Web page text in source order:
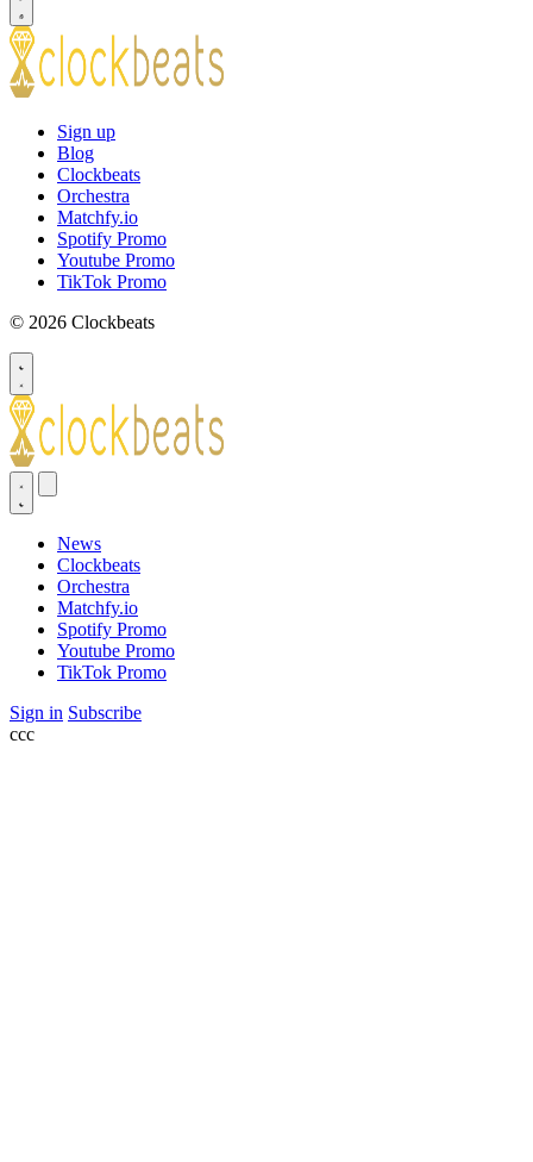
Sign up
Blog
Clockbeats
Orchestra
Matchfy.io
Spotify Promo
Youtube Promo
TikTok Promo
© 2026 Clockbeats
News
Clockbeats
Orchestra
Matchfy.io
Spotify Promo
Youtube Promo
TikTok Promo
Sign in Subscribe
ссс